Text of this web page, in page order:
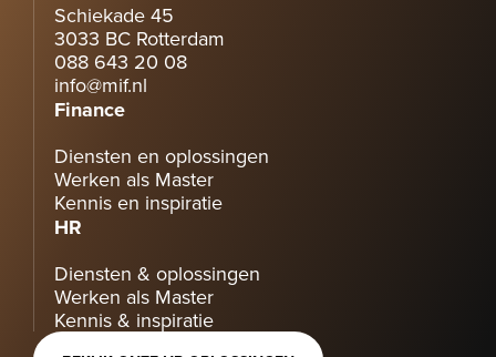
Schiekade 45
3033 BC Rotterdam
088 643 20 08
info@mif.nl
Finance
Diensten en oplossingen
Werken als Master
Kennis en inspiratie
HR
Diensten & oplossingen
Werken als Master
Kennis & inspiratie